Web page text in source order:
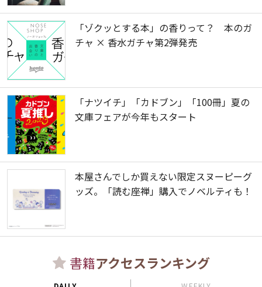
「ゾクッとする本」の香りって？ 本のガ
チャ × 香水ガチャ第2弾発売
「ナツイチ」「カドブン」「100冊」夏の
文庫フェアが今年もスタート
本屋さんでしか買えない限定スヌーピーグ
ッズ。「読む座禅」購入でノベルティも！
書籍アクセスランキング